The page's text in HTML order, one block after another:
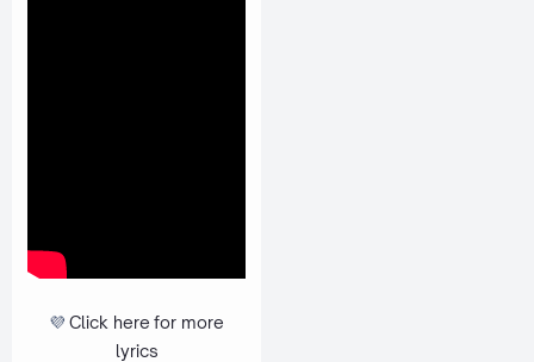
💜 Click here for more
lyrics